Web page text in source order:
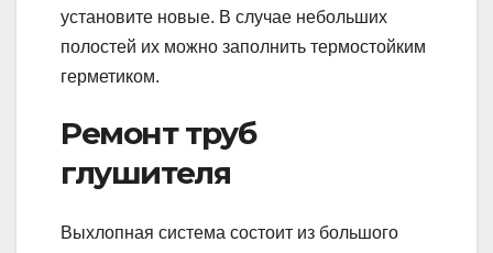
установите новые. В случае небольших
полостей их можно заполнить термостойким
герметиком.
Ремонт труб
глушителя
Выхлопная система состоит из большого